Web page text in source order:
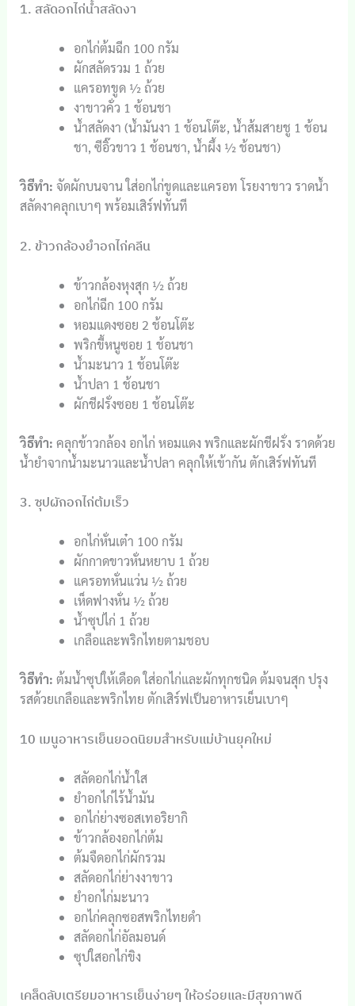
1. สลัดอกไก่น้ำสลัดงา
อกไก่ต้มฉีก 100 กรัม
ผักสลัดรวม 1 ถ้วย
แครอทขูด ½ ถ้วย
งาขาวคั่ว 1 ช้อนชา
น้ำสลัดงา (น้ำมันงา 1 ช้อนโต๊ะ, น้ำส้มสายชู 1 ช้อน
ชา, ซีอิ๊วขาว 1 ช้อนชา, น้ำผึ้ง ½ ช้อนชา)
วิธีทำ: จัดผักบนจาน ใส่อกไก่ขูดและแครอท โรยงาขาว ราดน้ำ
สลัดงาคลุกเบาๆ พร้อมเสิร์ฟทันที
2. ข้าวกล้องยำอกไก่คลีน
ข้าวกล้องหุงสุก ½ ถ้วย
อกไก่ฉีก 100 กรัม
หอมแดงซอย 2 ช้อนโต๊ะ
พริกขี้หนูซอย 1 ช้อนชา
น้ำมะนาว 1 ช้อนโต๊ะ
น้ำปลา 1 ช้อนชา
ผักชีฝรั่งซอย 1 ช้อนโต๊ะ
วิธีทำ: คลุกข้าวกล้อง อกไก่ หอมแดง พริกและผักชีฝรั่ง ราดด้วย
น้ำยำจากน้ำมะนาวและน้ำปลา คลุกให้เข้ากัน ตักเสิร์ฟทันที
3. ซุปผักอกไก่ต้มเร็ว
อกไก่หั่นเต๋า 100 กรัม
ผักกาดขาวหั่นหยาบ 1 ถ้วย
แครอทหั่นแว่น ½ ถ้วย
เห็ดฟางหั่น ½ ถ้วย
น้ำซุปไก่ 1 ถ้วย
เกลือและพริกไทยตามชอบ
วิธีทำ: ต้มน้ำซุปให้เดือด ใส่อกไก่และผักทุกชนิด ต้มจนสุก ปรุง
รสด้วยเกลือและพริกไทย ตักเสิร์ฟเป็นอาหารเย็นเบาๆ
10 เมนูอาหารเย็นยอดนิยมสำหรับแม่บ้านยุคใหม่
สลัดอกไก่น้ำใส
ยำอกไก่ไร้น้ำมัน
อกไก่ย่างซอสเทอริยากิ
ข้าวกล้องอกไก่ต้ม
ต้มจืดอกไก่ผักรวม
สลัดอกไก่ย่างงาขาว
ยำอกไก่มะนาว
อกไก่คลุกซอสพริกไทยดำ
สลัดอกไก่อัลมอนด์
ซุปใสอกไก่ขิง
เคล็ดลับเตรียมอาหารเย็นง่ายๆ ให้อร่อยและมีสุขภาพดี